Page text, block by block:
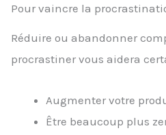
Pour vaincre la
Réduire ou abandonner
procrastiner vous aidera
Augmenter votre
Être beaucoup plus